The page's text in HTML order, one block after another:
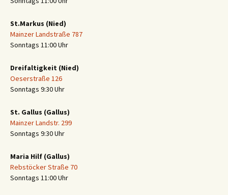
St.Markus (Nied)
Mainzer Landstraße 787
Sonntags 11:00 Uhr
Dreifaltigkeit (Nied)
Oeserstraße 126
Sonntags 9:30 Uhr
St. Gallus (Gallus)
Mainzer Landstr. 299
Sonntags 9:30 Uhr
Maria Hilf (Gallus)
Rebstöcker Straße 70
Sonntags 11:00 Uhr